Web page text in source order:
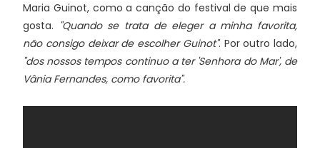
Maria Guinot, como a canção do festival de que mais
gosta. "Quando se trata de eleger a minha favorita,
não consigo deixar de escolher Guinot". Por outro lado,
"dos nossos tempos continuo a ter 'Senhora do Mar', de
Vânia Fernandes, como favorita".